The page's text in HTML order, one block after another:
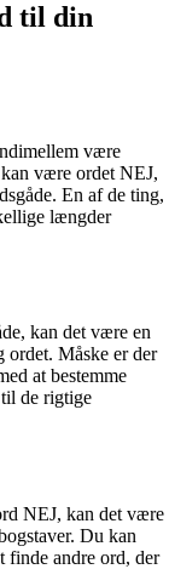
til din
være
være ordet NEJ,
En af de ting,
længder
kan det være en
ordet. Måske er der
at bestemme
de rigtige
NEJ, kan det være
Du kan
finde andre ord, der